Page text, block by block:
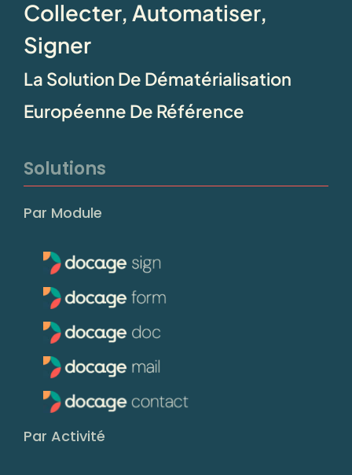
Collecter, Automatiser,
Signer
La Solution De Dématérialisation
Européenne De Référence
Solutions
Par Module
Par Activité